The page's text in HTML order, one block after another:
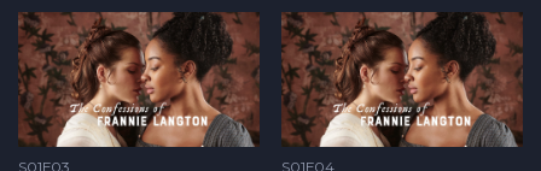
S01E03 S01E04